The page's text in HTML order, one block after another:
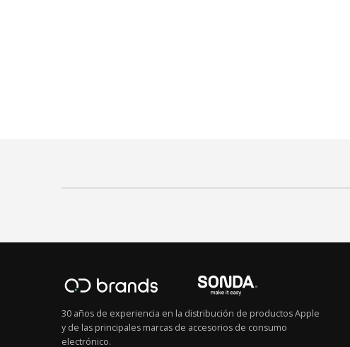
30 años de experiencia en la distribución de productos Apple
y de las principales marcas de accesorios de consumo
electrónico.